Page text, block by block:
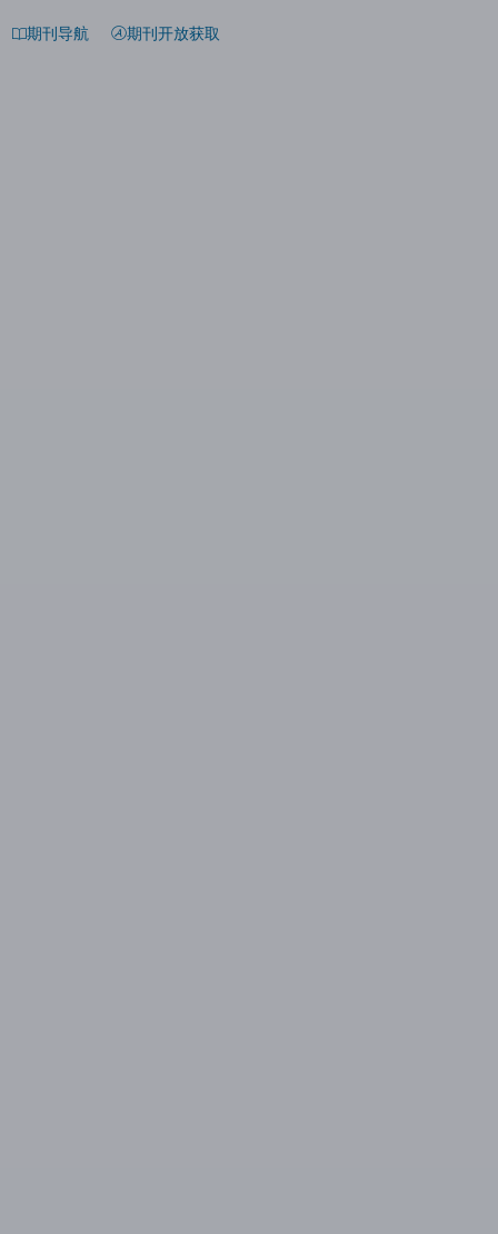
期刊导航 期刊开放获取